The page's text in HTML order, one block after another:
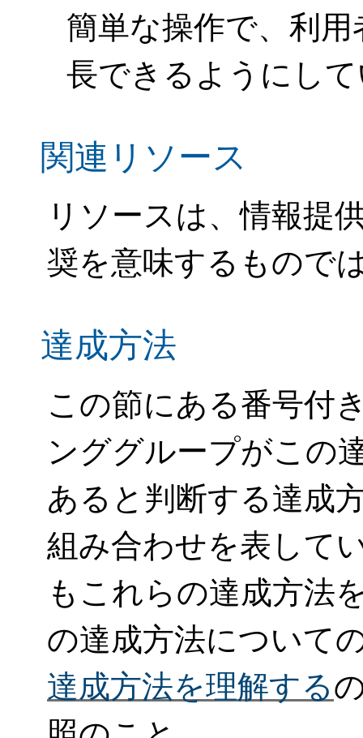
簡単な操作で、利
長できるようにし
関連リソース
リソースは、情報提
奨を意味するもので
達成方法
この節にある番号付
ンググループがこの
あると判断する達成
組み合わせを表して
もこれらの達成方法
の達成方法について
達成方法を理解する